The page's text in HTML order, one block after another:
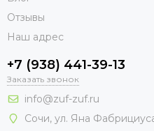
Отзывы
Наш адрес
+7 (938) 441-39-13
Заказать звонок
info@zuf-zuf.ru
Сочи, ул. Яна